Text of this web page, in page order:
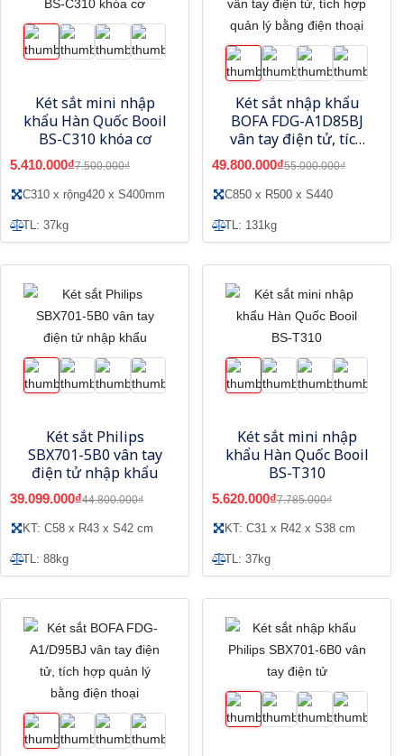
Két sắt mini nhập
khẩu Hàn Quốc Booil
BS-C310 khóa cơ
5.410.000₫7.500.000₫
C310 x rộng420 x S400mm
TL: 37kg
Két sắt nhập khẩu
BOFA FDG-A1D85BJ
vân tay điện tử, tích
hợp quản lý bằng
điện thoại
49.800.000₫55.000.000₫
C850 x R500 x S440
TL: 131kg
Két sắt Philips
SBX701-5B0 vân tay
điện tử nhập khẩu
39.099.000₫44.800.000₫
KT: C58 x R43 x S42 cm
TL: 88kg
Két sắt mini nhập
khẩu Hàn Quốc Booil
BS-T310
5.620.000₫7.785.000₫
KT: C31 x R42 x S38 cm
TL: 37kg